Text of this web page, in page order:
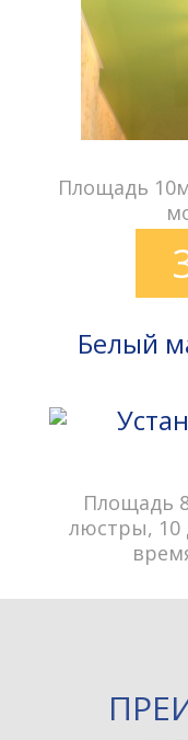
Площадь
Белый
Площадь
люстры, 10